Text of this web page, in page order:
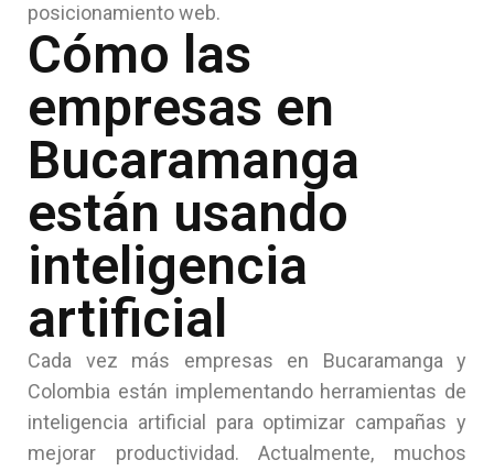
posicionamiento web.
Cómo las
empresas en
Bucaramanga
están usando
inteligencia
artificial
Cada vez más empresas en Bucaramanga y
Colombia están implementando herramientas de
inteligencia artificial para optimizar campañas y
mejorar productividad. Actualmente, muchos